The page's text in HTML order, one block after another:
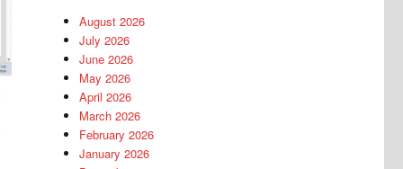
August 2026
July 2026
June 2026
May 2026
April 2026
March 2026
February 2026
January 2026